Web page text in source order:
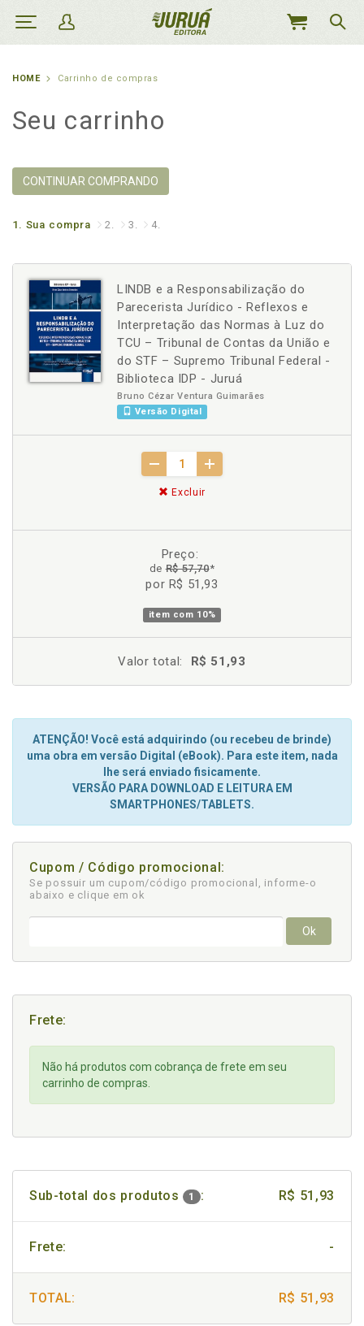
MEU
HOME Carrinho de compras
Seu carrinho
CONTINUAR COMPRANDO
1. Sua compra 2. 3. 4.
LINDB e a Responsabilização do
Parecerista Jurídico - Reflexos e
Interpretação das Normas à Luz do
TCU – Tribunal de Contas da União e
do STF – Supremo Tribunal Federal -
Biblioteca IDP - Juruá
Bruno Cézar Ventura Guimarães
Versão Digital
Excluir
Preço:
deR$ 57,70*
por R$ 51,93
item com 10%
Valor total: R$ 51,93
ATENÇÃO! Você está adquirindo (ou recebeu de brinde)
uma obra em versão Digital (eBook). Para este item, nada
lhe será enviado fisicamente.
VERSÃO PARA DOWNLOAD E LEITURA EM
SMARTPHONES/TABLETS.
Cupom / Código promocional:
Se possuir um cupom/código promocional, informe-o
abaixo e clique em ok
Ok
Frete:
Não há produtos com cobrança de frete em seu
carrinho de compras.
Sub-total dos produtos 1 : R$ 51,93
Frete: -
TOTAL: R$ 51,93